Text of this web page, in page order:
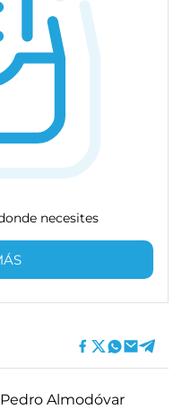
necesites
Pedro Almodóvar